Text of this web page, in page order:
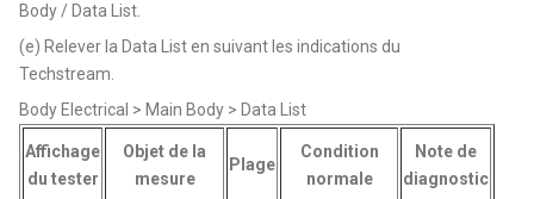
Body / Data List.
(e) Relever la Data List en suivant les indications du
Techstream.
Body Electrical > Main Body > Data List
Affichage
du tester
Objet de la
mesure
Plage
Condition
normale
Note de
diagnostic